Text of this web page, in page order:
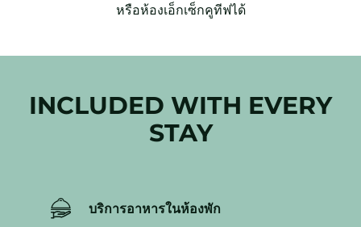
หรือห้องเอ็กเซ็กคูทีฟได้
INCLUDED WITH EVERY
STAY
บริการอาหารในห้องพัก